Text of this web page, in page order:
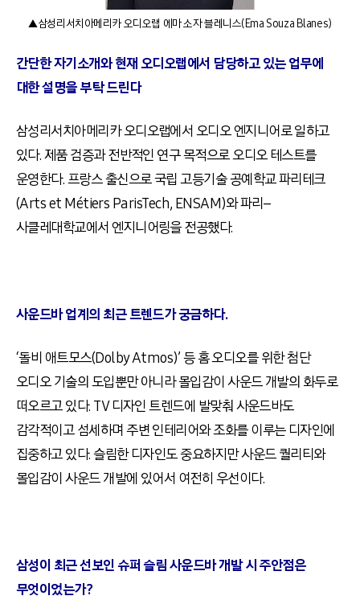
▲삼성리서치아메리카 오디오랩 에마 소자 블레니스(Ema Souza Blanes)
간단한 자기소개와 현재 오디오랩에서 담당하고 있는 업무에
대한 설명을 부탁 드린다
삼성리서치아메리카 오디오랩에서 오디오 엔지니어로 일하고
있다.제품 검증과 전반적인 연구 목적으로 오디오 테스트를
운영한다.프랑스 출신으로 국립 고등기술 공예학교 파리테크
(Arts et Métiers ParisTech, ENSAM)와 파리–
사클레대학교에서 엔지니어링을 전공했다.
사운드바 업계의 최근 트렌드가 궁금하다.
‘돌비 애트모스(Dolby Atmos)’등 홈 오디오를 위한 첨단
오디오 기술의 도입뿐만 아니라 몰입감이 사운드 개발의 화두로
떠오르고 있다. TV디자인 트렌드에 발맞춰 사운드바도
감각적이고 섬세하며 주변 인테리어와 조화를 이루는 디자인에
집중하고 있다.슬림한 디자인도 중요하지만 사운드 퀄리티와
몰입감이 사운드 개발에 있어서 여전히 우선이다.
삼성이 최근 선보인 슈퍼 슬림 사운드바 개발 시 주안점은
무엇이었는가?